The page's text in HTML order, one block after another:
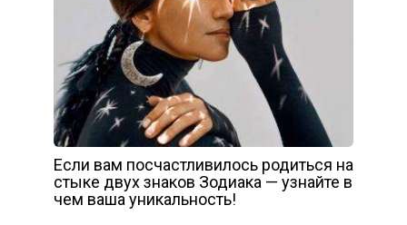
Если вам посчастливилось родиться на
стыке двух знаков Зодиака — узнайте в
чем ваша уникальность!